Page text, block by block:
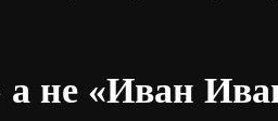
не «Иван